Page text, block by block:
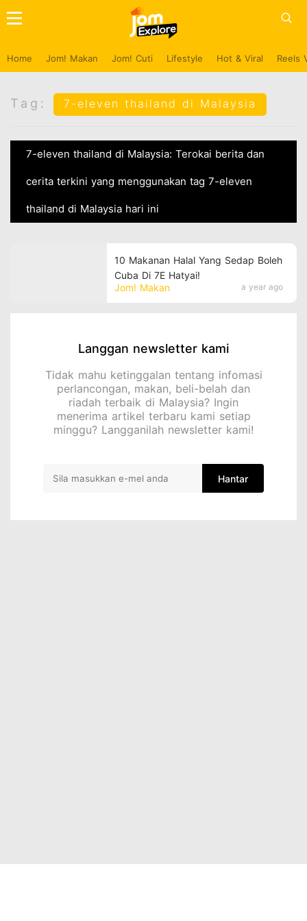
Home Jom! Makan Jom! Cuti Lifestyle Hot & Viral Reels
Tag: 7-eleven thailand di Malaysia
7-eleven thailand di Malaysia: Terokai berita dan
cerita terkini yang menggunakan tag 7-eleven
thailand di Malaysia hari ini
Jom! Makan a year ago
10 Makanan Halal Yang Sedap Boleh
Cuba Di 7E Hatyai!
Langgan newsletter kami
Tidak mahu ketinggalan tentang infomasi
perlancongan, makan, beli-belah dan
riadah terbaik di Malaysia? Ingin
menerima artikel terbaru kami setiap
minggu? Langganilah newsletter kami!
Hantar